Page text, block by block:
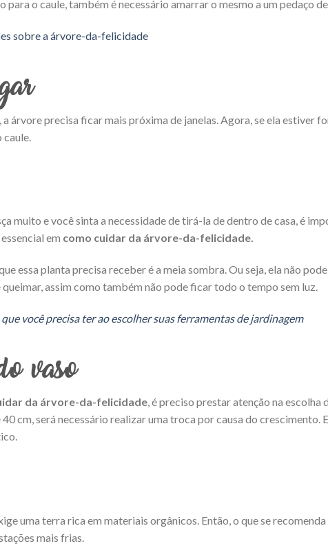
para o caule, também é necessário amarrar o mesmo a um pedaço
sobre a árvore-da-felicidade
a árvore precisa ficar mais próxima de janelas. Agora, se ela estiver
muito e você sinta a necessidade de tirá-la de dentro de casa, é
em como cuidar da árvore-da-felicidade.
essa planta precisa receber é a meia sombra. Ou seja, ela não
assim como também não pode ficar todo o tempo sem luz.
você precisa ter ao escolher suas ferramentas de jardinagem
vaso
da árvore-da-felicidade, é preciso prestar atenção na escolha
cm, será necessário realizar uma troca por causa do crescimento.
uma terra rica em materiais orgânicos. Então, o que se recomenda
mais frias.